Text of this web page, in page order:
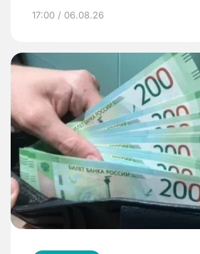
17:00 / 06.08.26